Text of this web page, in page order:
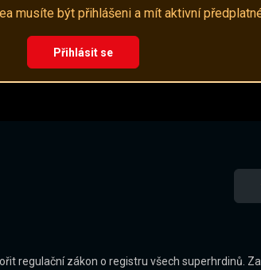
musíte být přihlášeni a mít aktivní
Přihlásit se
regulační zákon o registru všech superhrdinů.